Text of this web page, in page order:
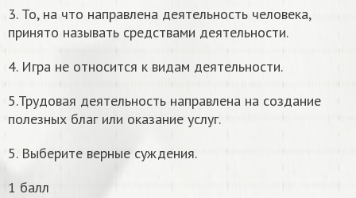
3. То, на что направлена деятельность человека,
принято называть средствами деятельности.
4. Игра не относится к видам деятельности.
5.Трудовая деятельность направлена на создание
полезных благ или оказание услуг.
5. Выберите верные суждения.
1 балл